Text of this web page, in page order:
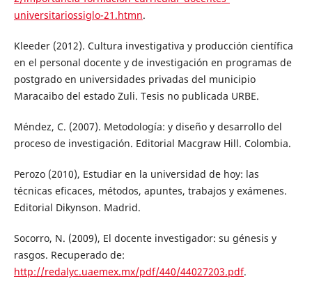
universitariossiglo-21.htmn.
Kleeder (2012). Cultura investigativa y producción científica
en el personal docente y de investigación en programas de
postgrado en universidades privadas del municipio
Maracaibo del estado Zuli. Tesis no publicada URBE.
Méndez, C. (2007). Metodología: y diseño y desarrollo del
proceso de investigación. Editorial Macgraw Hill. Colombia.
Perozo (2010), Estudiar en la universidad de hoy: las
técnicas eficaces, métodos, apuntes, trabajos y exámenes.
Editorial Dikynson. Madrid.
Socorro, N. (2009), El docente investigador: su génesis y
rasgos. Recuperado de:
http://redalyc.uaemex.mx/pdf/440/44027203.pdf.